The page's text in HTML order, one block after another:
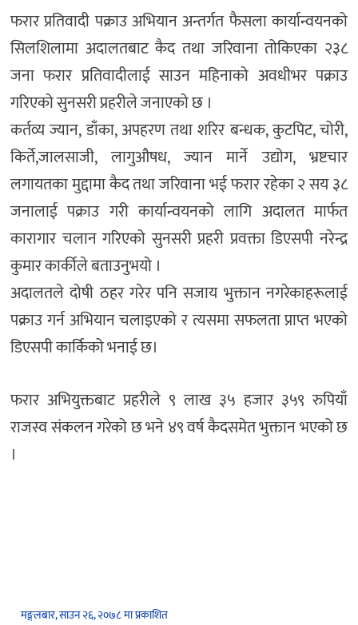
फरार प्रतिवादी पक्राउ अभियान अन्तर्गत फैसला कार्यान्वयनको
सिलशिलामा अदालतबाट कैद तथा जरिवाना तोकिएका २३८
जना फरार प्रतिवादीलाई साउन महिनाको अवधीभर पक्राउ
गरिएको सुनसरी प्रहरीले जनाएको छ ।
कर्तव्य ज्यान, डाँका, अपहरण तथा शरिर बन्धक, कुटपिट, चोरी,
किर्ते,जालसाजी, लागुऔषध, ज्यान मार्ने उद्योग, भ्रष्टचार
लगायतका मुद्दामा कैद तथा जरिवाना भई फरार रहेका २ सय ३८
जनालाई पक्राउ गरी कार्यान्वयनको लागि अदालत मार्फत
कारागार चलान गरिएको सुनसरी प्रहरी प्रवक्ता डिएसपी नरेन्द्र
कुमार कार्कीले बताउनुभयो ।
अदालतले दोषी ठहर गरेर पनि सजाय भुक्तान नगरेकाहरूलाई
पक्राउ गर्न अभियान चलाइएको र त्यसमा सफलता प्राप्त भएको
डिएसपी कार्किको भनाई छ।
फरार अभियुक्तबाट प्रहरीले ९ लाख ३५ हजार ३५९ रुपियाँ
राजस्व संकलन गरेको छ भने ४९ वर्ष कैदसमेत भुक्तान भएको छ
।
मङ्गलबार, साउन २६, २०७८ मा प्रकाशित